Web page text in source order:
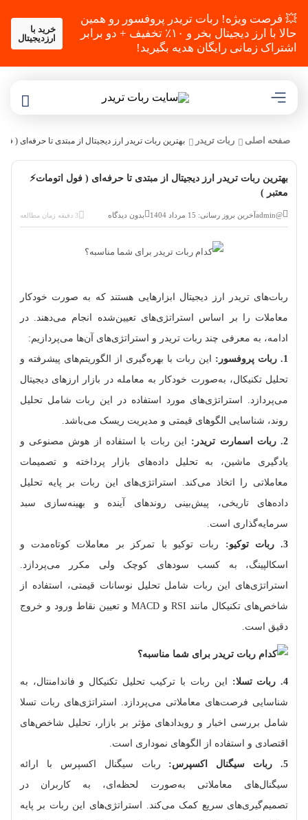
💥 فرصت ویژه! ربات تریدر پروفسور رو همین
حالا با ارز دیجیتال بخر و ۱۰٪ تخفیف + دو برابر
اشتراک زمانی رایگان هدیه بگیرید!
خرید با
ارزدیجیتال
صفحه اصلی ربات تریدر بهترین ربات تریدر ارز دیجیتال از مبتدی‌ تا حرفه‌ای‌ (
بهترین ربات تریدر ارز دیجیتال از مبتدی‌ تا حرفه‌ای‌ ( فول اتومات⚡️
معتبر )
@admin آخرین بروز رسانی: 15 مرداد 1404 بدون دیدگاه 3 دقیقه زمان مطالعه
ربات‌های تریدر ارز دیجیتال ابزارهایی هستند که به صورت خودکار
معاملات را بر اساس استراتژی‌های تعیین‌شده انجام می‌دهند. در
ادامه، به معرفی چند ربات تریدر و استراتژی‌های آن‌ها می‌پردازیم:
1. ربات پروفسور:
این ربات با بهره‌گیری از الگوریتم‌های پیشرفته و
تحلیل تکنیکال، به‌صورت خودکار به معامله در بازار ارزهای دیجیتال
می‌پردازد. استراتژی‌های مورد استفاده در این ربات شامل تحلیل
روند، شناسایی الگوهای قیمتی و مدیریت ریسک می‌باشد.
2. ربات اسمارت تریدر:
این ربات با استفاده از هوش مصنوعی و
یادگیری ماشین، به تحلیل داده‌های بازار پرداخته و تصمیمات
معاملاتی را اتخاذ می‌کند. استراتژی‌های این ربات بر پایه تحلیل
داده‌های تاریخی، پیش‌بینی روندهای آینده و بهینه‌سازی سبد
سرمایه‌گذاری است.
3. ربات توکیو:
ربات توکیو با تمرکز بر معاملات کوتاه‌مدت و
اسکالپینگ، به کسب سودهای کوچک ولی مکرر می‌پردازد.
استراتژی‌های این ربات شامل تحلیل نوسانات قیمتی، استفاده از
شاخص‌های تکنیکال مانند RSI و MACD و تعیین نقاط ورود و خروج
دقیق است.
4. ربات تسلا:
این ربات با ترکیب تحلیل تکنیکال و فاندامنتال، به
شناسایی فرصت‌های معاملاتی می‌پردازد. استراتژی‌های ربات تسلا
شامل بررسی اخبار و رویدادهای مؤثر بر بازار، تحلیل شاخص‌های
اقتصادی و استفاده از الگوهای نموداری است.
5. ربات سیگنال اکسپرس:
ربات سیگنال اکسپرس با ارائه
سیگنال‌های معاملاتی به‌صورت لحظه‌ای، به کاربران در
تصمیم‌گیری‌های سریع کمک می‌کند. استراتژی‌های این ربات بر پایه